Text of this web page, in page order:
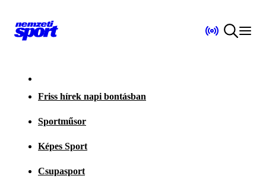
Friss hírek napi bontásban
Sportműsor
Képes Sport
Csupasport